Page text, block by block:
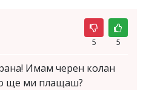
5 5
Имам черен колан
ще ми плащаш?